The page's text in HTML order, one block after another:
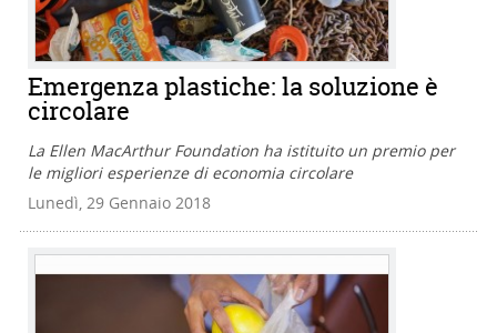
Emergenza plastiche: la soluzione è
circolare
La Ellen MacArthur Foundation ha istituito un premio per
le migliori esperienze di economia circolare
Lunedì, 29 Gennaio 2018